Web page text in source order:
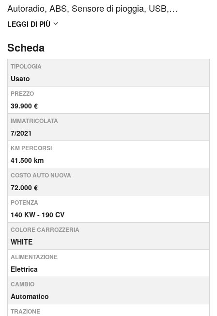
Autoradio, ABS, Sensore di pioggia, USB,
Climatizzatore, Climatizzatore automatico,
ESP, Airbag laterali, Fari LED, Cerchi in lega,
Chiusura centralizzata, A...
LEGGI DI PIÙ
Scheda
TIPOLOGIA
Usato
PREZZO
39.900 €
IMMATRICOLATA
7/2021
KM PERCORSI
41.500 km
COSTO AUTO NUOVA
72.000 €
POTENZA
140 KW - 190 CV
COLORE CARROZZERIA
WHITE
ALIMENTAZIONE
Elettrica
CAMBIO
Automatico
TRAZIONE